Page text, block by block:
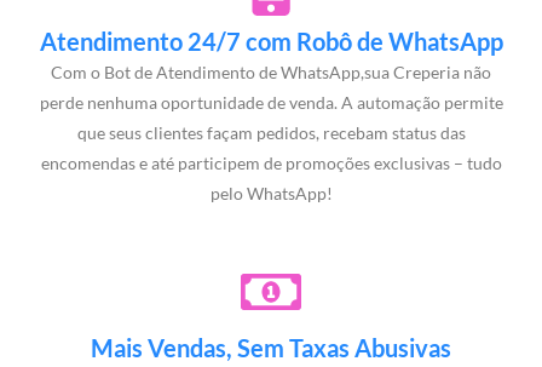
Atendimento 24/7 com Robô de WhatsApp
Com o Bot de Atendimento de WhatsApp,sua Creperia não
perde nenhuma oportunidade de venda. A automação permite
que seus clientes façam pedidos, recebam status das
encomendas e até participem de promoções exclusivas – tudo
pelo WhatsApp!
Mais Vendas, Sem Taxas Abusivas